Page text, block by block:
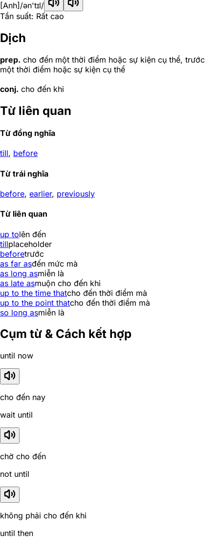
[Anh] /ən'tɪl/
Tần suất: Rất cao
Dịch
prep. cho đến một thời điểm hoặc sự kiện cụ thể, trước
một thời điểm hoặc sự kiện cụ thể
conj. cho đến khi
Từ liên quan
Từ đồng nghĩa
till, before
Từ trái nghĩa
before, earlier, previously
Từ liên quan
up tolên đến
tillplaceholder
beforetrước
as far asđến mức mà
as long asmiễn là
as late asmuộn cho đến khi
up to the time thatcho đến thời điểm mà
up to the point thatcho đến thời điểm mà
so long asmiễn là
Cụm từ & Cách kết hợp
until now
cho đến nay
wait until
chờ cho đến
not until
không phải cho đến khi
until then